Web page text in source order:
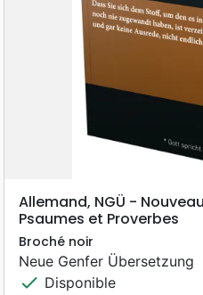
Allemand, NGÜ -
Psaumes et Proverbes
Broché noir
Neue Genfer Übersetzung
check Disponible